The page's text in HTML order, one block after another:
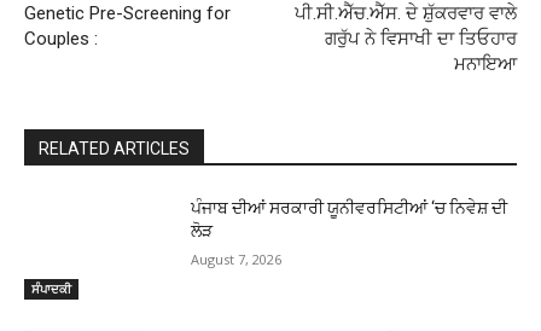
Genetic Pre-Screening for
Couples :
ਪੀ.ਸੀ.ਐੱਚ.ਐੱਸ. ਦੇ ਸ਼ੁੱਕਰਵਾਰ ਵਾਲੇ
ਗਰੁੱਪ ਨੇ ਵਿਸਾਖੀ ਦਾ ਤਿਓਹਾਰ
ਮਨਾਇਆ
RELATED ARTICLES
ਸੰਪਾਦਕੀ
ਪੰਜਾਬ ਦੀਆਂ ਸਰਕਾਰੀ ਯੂਨੀਵਰਸਿਟੀਆਂ ‘ਚ ਨਿਵੇਸ਼ ਦੀ
ਲੋੜ
August 7, 2026